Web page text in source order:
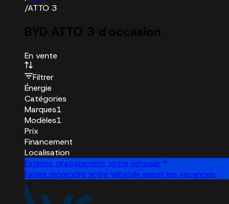
/ATTO 3
En vente
Filtrer
Énergie
Catégories
Marques1
Modèles1
Prix
Financement
Localisation
Estimez gratuitement votre véhicule
Faites reprendre votre véhicule avant les vacances.